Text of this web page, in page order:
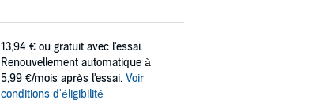
13,94 € ou gratuit avec l'essai.
Renouvellement automatique à
5,99 €/mois après l'essai. Voir
conditions d'éligibilité